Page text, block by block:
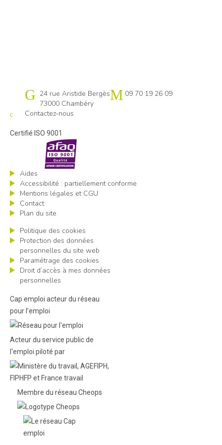
Cap emploi 73-74
24 rue Aristide Bergès
73000 Chambéry
09 70 19 26 09
Contactez-nous
Certifié ISO 9001
Aides
Accessibilité : partiellement conforme
Mentions légales et CGU
Contact
Plan du site
Politique des cookies
Protection des données
personnelles du site web
Paramétrage des cookies
Droit d’accès à mes données
personnelles
Cap emploi acteur du réseau
pour l’emploi
Acteur du service public de
l'emploi piloté par
Membre du réseau Cheops